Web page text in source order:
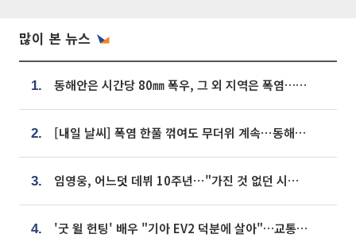
많이 본 뉴스
1. 동해안은 시간당 80㎜ 폭우, 그 외 지역은 폭염…‘극과 극 날씨’
2. [내일 날씨] 폭염 한풀 꺾여도 무더위 계속⋯동해안 이틀 연속 비
3. 임영웅, 어느덧 데뷔 10주년⋯"가진 것 없던 시절, 내 앞엔 20명의 팬뿐"
4. '굿 윌 헌팅' 배우 "기아 EV2 덕분에 살아"…교통사고 후 안전성 극찬